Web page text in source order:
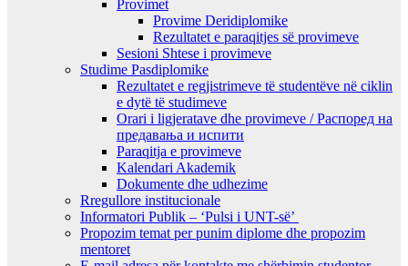
Provimet
Provime Deridiplomike
Rezultatet e paraqitjes së provimeve
Sesioni Shtese i provimeve
Studime Pasdiplomike
Rezultatet e regjistrimeve të studentëve në ciklin
e dytë të studimeve
Orari i ligjeratave dhe provimeve / Распоред на
предавањa и испити
Paraqitja e provimeve
Kalendari Akademik
Dokumente dhe udhezime
Rregullore institucionale
Informatori Publik – ‘Pulsi i UNT-së’
Propozim temat per punim diplome dhe propozim
mentoret